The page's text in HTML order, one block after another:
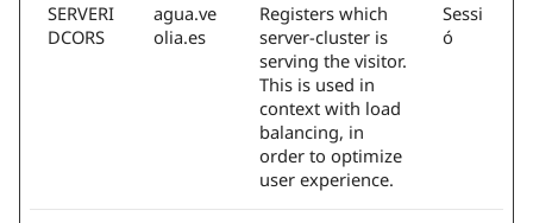
SERVERI
DCORS
agua.ve
olia.es
Registers which
server-cluster is
serving the visitor.
This is used in
context with load
balancing, in
order to optimize
user experience.
Sessi
ó